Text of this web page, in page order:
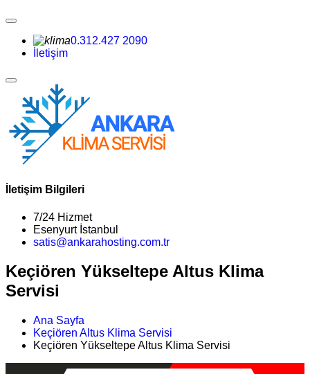
0.312.427 2090
İletişim
İletişim Bilgileri
7/24 Hizmet
Esenyurt İstanbul
satis@ankarahosting.com.tr
Keçiören Yükseltepe Altus Klima
Servisi
Ana Sayfa
Keçiören Altus Klima Servisi
Keçiören Yükseltepe Altus Klima Servisi